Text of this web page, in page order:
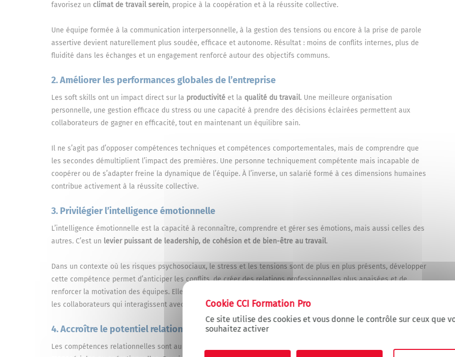
Ce site utilise des cookies et vous donne le contrôle sur ceux que
souhaitez activer
favorisez un climat de travail serein, propice à la coopération et à la réussite collective.
Une équipe formée à la communication interpersonnelle, à la gestion des tensions ou encore à la prise de parole
assertive devient naturellement plus soudée, efficace et autonome. Résultat : moins de conflits internes, plus de
fluidité dans les échanges et un engagement renforcé autour des objectifs communs.
2. Améliorer les performances globales de l’entreprise
Les soft skills ont un impact direct sur la productivitéet la qualité du travail. Une meilleure organisation
personnelle, une gestion efficace du stress ou une capacité à prendre des décisions éclairées permettent aux
collaborateurs de gagner en efficacité, tout en maintenant un équilibre sain.
Il ne s’agit pas d’opposer compétences techniques et compétences comportementales, mais de comprendre que
les secondes démultiplient l’impact des premières. Une personne techniquement compétente mais incapable de
coopérer ou de s’adapter freine la dynamique de l’équipe. À l’inverse, un salarié formé à ces dimensions humaines
contribue activement à la réussite collective.
3. Privilégier l’intelligence émotionnelle
L’intelligence émotionnelle est la capacité à reconnaître, comprendre et gérer ses émotions, mais aussi celles des
autres. C’est un levier puissant de leadership, de cohésion et de bien-être au travail.
Dans un contexte où les risques psychosociaux, le stress et les tensions sont de plus en plus présents, développer
cette compétence permet d’anticiper les conflits, de créer des relations professionnelles plus apaisées et de
renforcer la motivation des équipes. Elle est particulièrement précieuse pour les managers, mais aussi pour tous
les collaborateurs qui interagissent avec des publics variés (clients, usagers, collègues…).
4. Accroître le potentiel relationnel des collaborateurs
Les compétences relationnelles sont au cœur de nombreuses fonctions, qu’elles soient commerciales,